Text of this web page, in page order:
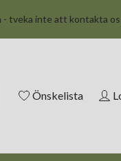
- tveka inte att kontakta
Önskelista